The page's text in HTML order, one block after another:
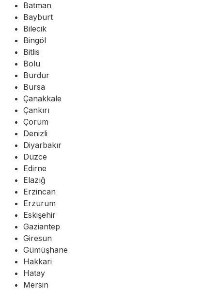
Batman
Bayburt
Bilecik
Bingöl
Bitlis
Bolu
Burdur
Bursa
Çanakkale
Çankırı
Çorum
Denizli
Diyarbakır
Düzce
Edirne
Elazığ
Erzincan
Erzurum
Eskişehir
Gaziantep
Giresun
Gümüşhane
Hakkari
Hatay
Mersin